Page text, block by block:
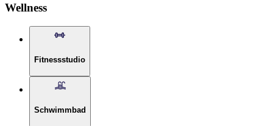
Wellness
Fitnessstudio
Schwimmbad